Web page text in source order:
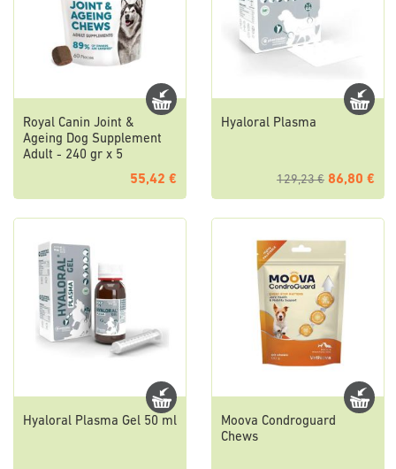
Royal Canin Joint &
Ageing Dog Supplement
Adult - 240 gr x 5
55,42 €
Hyaloral Plasma
129,23 € 86,80 €
Hyaloral Plasma Gel 50 ml
Moova Condroguard
Chews